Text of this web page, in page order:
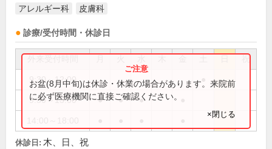
アレルギー科 皮膚科
診療/受付時間・休診日
祝
9:30～12:00
9:30～13:00 ● ● ●
お盆(8月中旬)は休診・休業の場合があります。来院前
に必ず医療機関に直接ご確認ください。
×閉じる
休診日: 木、日、祝